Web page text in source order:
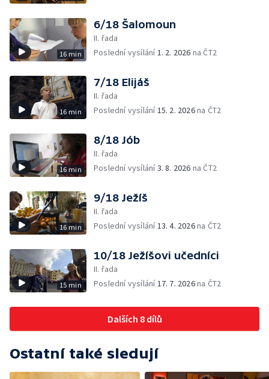
16 min
6/18 Šalomoun
II. řada
Poslední vysílání1. 2. 2026 na ČT2
16 min
7/18 Elijáš
II. řada
Poslední vysílání15. 2. 2026na ČT2
16 min
8/18 Jób
II. řada
Poslední vysílání3. 8. 2026 na ČT2
16 min
9/18 Ježíš
II. řada
Poslední vysílání13. 4. 2026na ČT2
15 min
10/18 Ježíšovi učedníci
II. řada
Poslední vysílání17. 7. 2026na ČT2
Dalších 8 dílů
Ostatní také sledují